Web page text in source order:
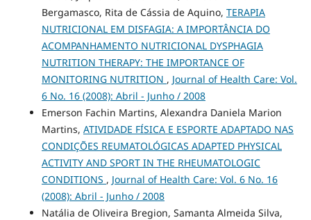
Bergamasco, Rita de Cássia de Aquino, TERAPIA
NUTRICIONAL EM DISFAGIA: A IMPORTÂNCIA DO
ACOMPANHAMENTO NUTRICIONAL DYSPHAGIA
NUTRITION THERAPY: THE IMPORTANCE OF
MONITORING NUTRITION , Journal of Health Care: Vol.
6 No. 16 (2008): Abril - Junho / 2008
Emerson Fachin Martins, Alexandra Daniela Marion
Martins, ATIVIDADE FÍSICA E ESPORTE ADAPTADO NAS
CONDIÇÕES REUMATOLÓGICAS ADAPTED PHYSICAL
ACTIVITY AND SPORT IN THE RHEUMATOLOGIC
CONDITIONS , Journal of Health Care: Vol. 6 No. 16
(2008): Abril - Junho / 2008
Natália de Oliveira Bregion, Samanta Almeida Silva,